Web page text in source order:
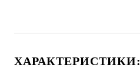
ХАРАКТЕРИСТИКИ: